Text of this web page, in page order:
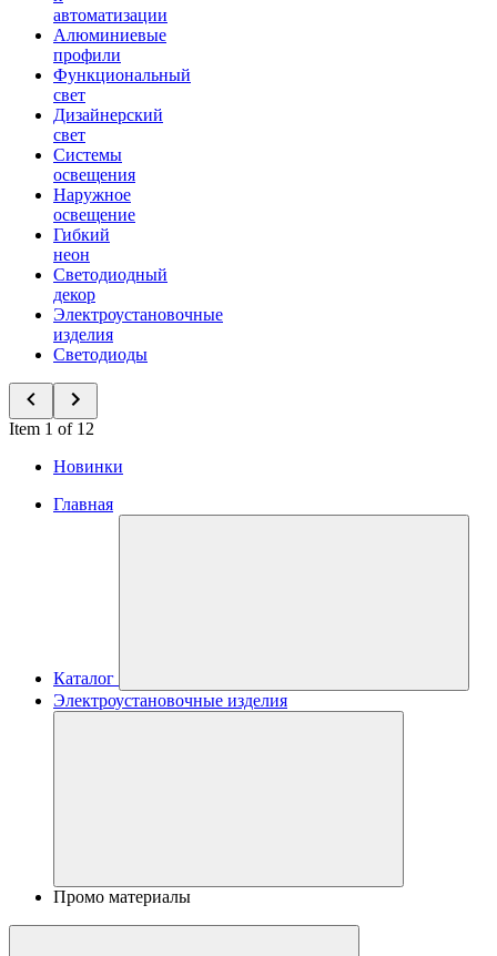
автоматизации
Алюминиевые
профили
Функциональный
свет
Дизайнерский
свет
Системы
освещения
Наружное
освещение
Гибкий
неон
Светодиодный
декор
Электроустановочные
изделия
Светодиоды
Item 1 of 12
Новинки
Главная
Каталог
Электроустановочные изделия
Промо материалы